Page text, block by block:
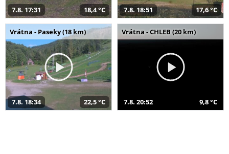
7.8. 17:31 18,4 °C 7.8. 18:51 17,6 °C
Vrátna - Paseky (18 km)
7.8. 18:34 22,5 °C
Vrátna - CHLEB (20 km)
7.8. 20:52 9,8 °C